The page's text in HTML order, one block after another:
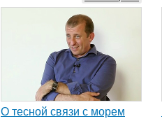
О тесной связи с морем